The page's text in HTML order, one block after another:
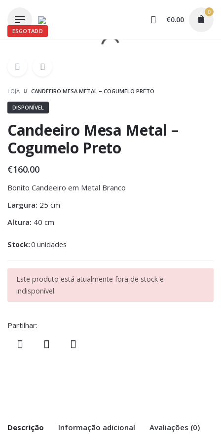
content
€0.00
0
ESGOTADO
LOJA CANDEEIRO MESA METAL – COGUMELO PRETO
DISPONÍVEL
Candeeiro Mesa Metal –
Cogumelo Preto
€160.00
Bonito Candeeiro em Metal Branco
Largura: 25 cm
Altura: 40 cm
Stock:0 unidades
Este produto está atualmente fora de stock e
indisponível.
Partilhar:
Descrição Informação adicional Avaliações (0)